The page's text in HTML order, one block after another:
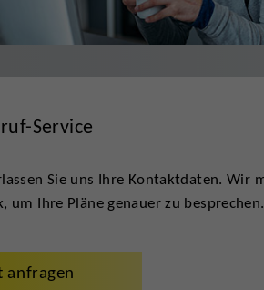
Service
Sie uns Ihre Kontaktdaten. Wir
um Ihre Pläne genauer zu besprechen.
anfragen